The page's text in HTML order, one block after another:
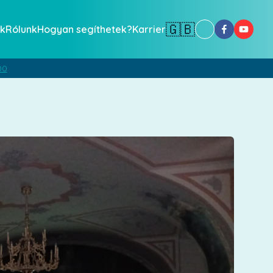
RólunkHogyan segíthetek?Karrier🇬🇧